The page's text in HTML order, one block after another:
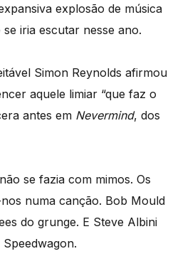
explosão de música
iria escutar nesse ano.
Simon Reynolds afirmou
aquele limiar “que faz o
antes em Nevermind, dos
se fazia com mimos. Os
numa canção. Bob Mould
do grunge. E Steve Albini